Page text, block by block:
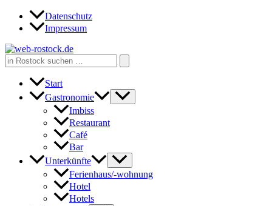
Zum
Inhalt
Datenschutz
Impressum
Search
for:
Start
Gastronomie
Imbiss
Restaurant
Café
Bar
Unterkünfte
Ferienhaus/-wohnung
Hotel
Hotels